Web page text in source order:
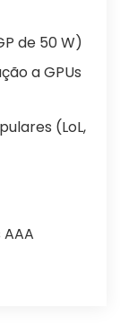
de 50 W)
a GPUs
(LoL,